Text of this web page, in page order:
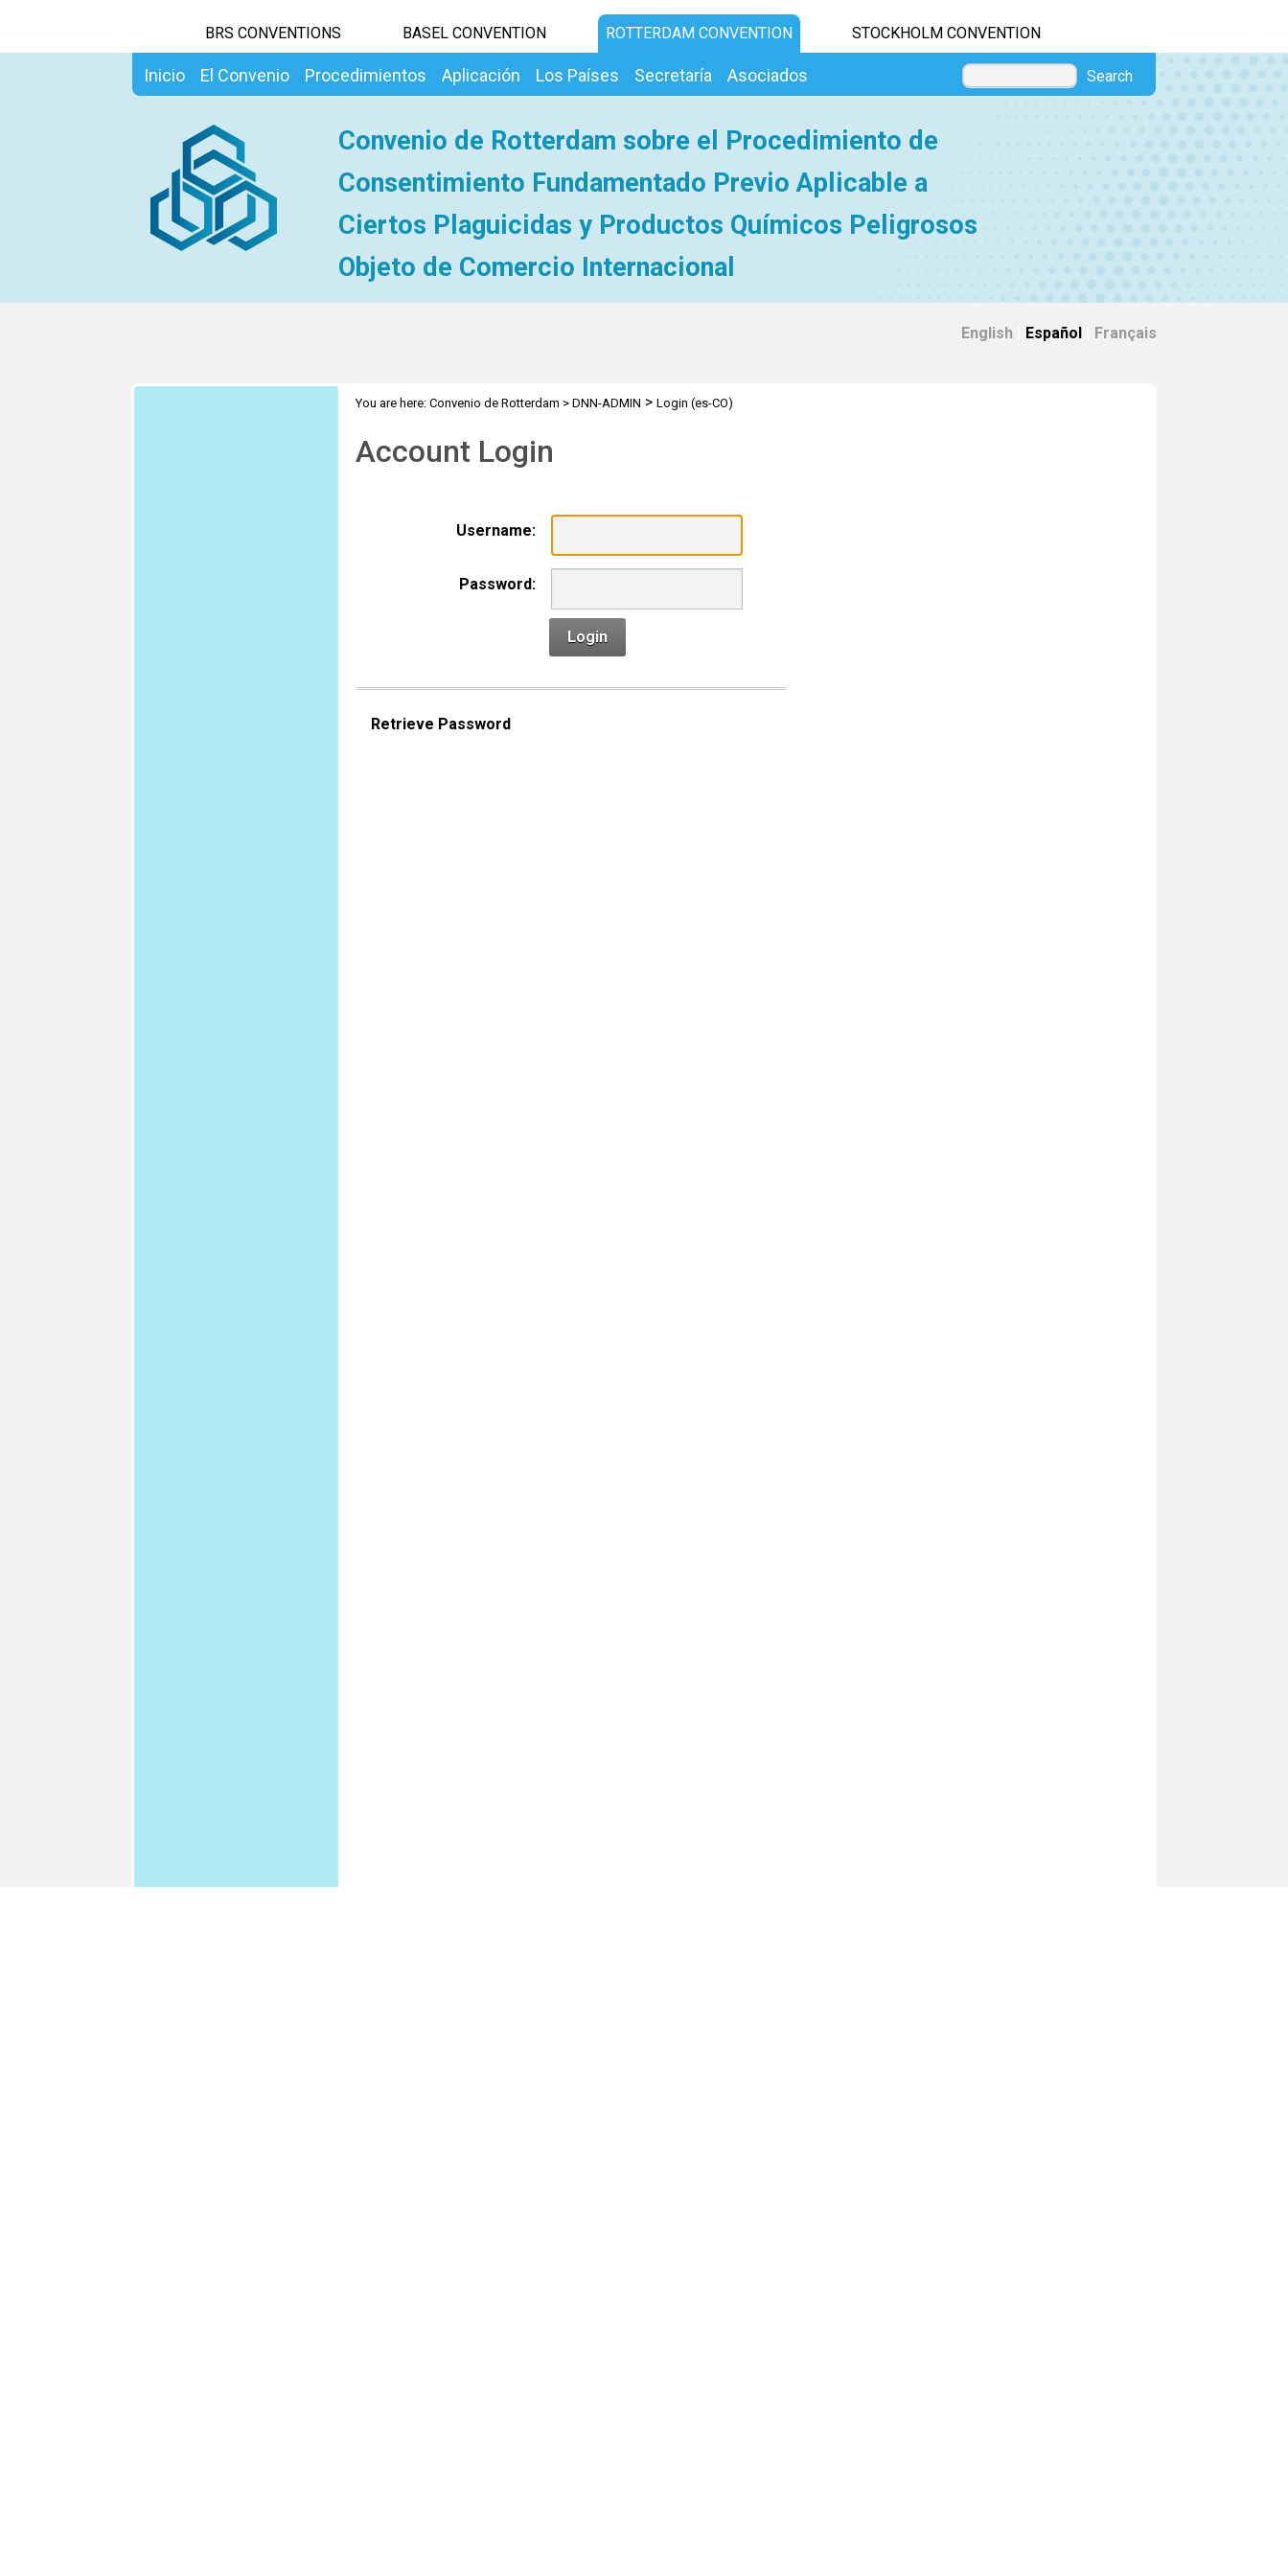
BRS CONVENTIONS BASEL CONVENTION ROTTERDAM CONVENTION STOCKHOLM CONVENTION
Inicio El Convenio Procedimientos Aplicación Los Países Secretaría Asociados Search
Convenio de Rotterdam sobre el Procedimiento de
Consentimiento Fundamentado Previo Aplicable a
Ciertos Plaguicidas y Productos Químicos Peligrosos
Objeto de Comercio Internacional
English Español Français
You are here: Convenio de Rotterdam > DNN-ADMIN > Login (es-CO)
Account Login
Username:
Password:
Login
Retrieve Password